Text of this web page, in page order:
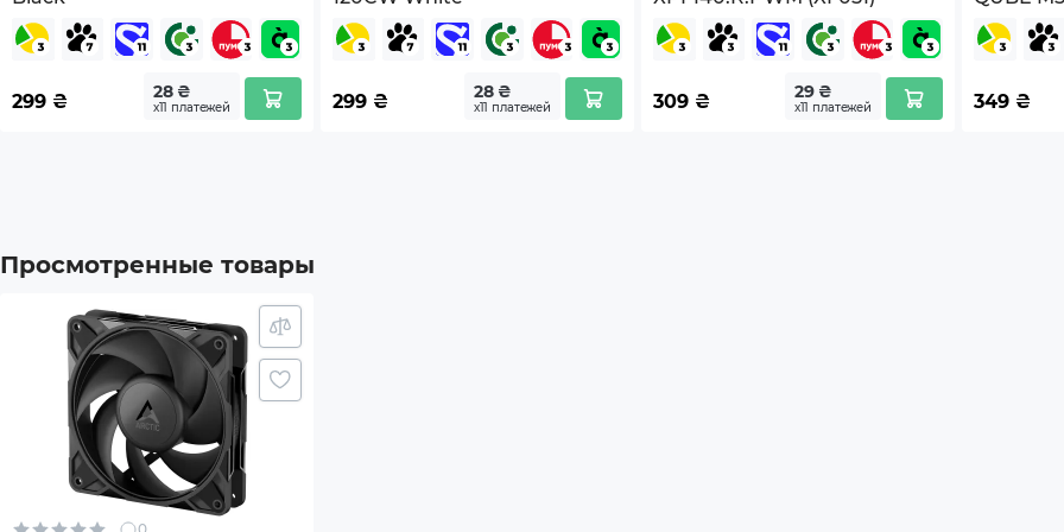
299 ₴ 28 ₴
х11 платежей 299 ₴ 28 ₴
х11 платежей 309 ₴ 29 ₴
х11 платежей 349 ₴
Просмотренные товары